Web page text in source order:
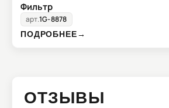
Фильтр
арт.1G-8878
ПОДРОБНЕЕ→
ОТЗЫВЫ